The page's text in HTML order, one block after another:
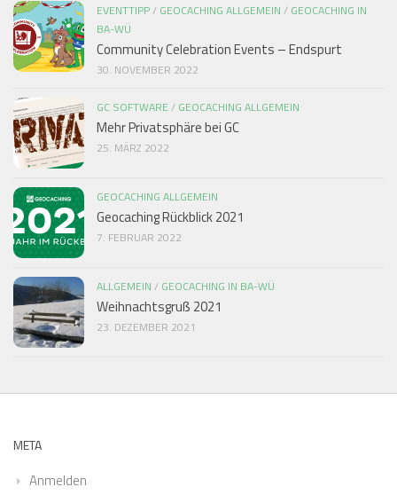
EVENTTIPP/ GEOCACHING ALLGEMEIN / GEOCACHING IN
BA-WÜ
Community Celebration Events – Endspurt
30. NOVEMBER 2022
GC SOFTWARE / GEOCACHING ALLGEMEIN
Mehr Privatsphäre bei GC
25. MÄRZ 2022
GEOCACHING ALLGEMEIN
Geocaching Rückblick 2021
7. FEBRUAR 2022
ALLGEMEIN / GEOCACHING IN BA-WÜ
Weihnachtsgruß 2021
23. DEZEMBER 2021
META
Anmelden